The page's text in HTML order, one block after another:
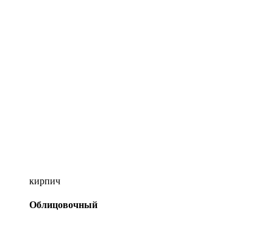
кирпич
Облицовочный